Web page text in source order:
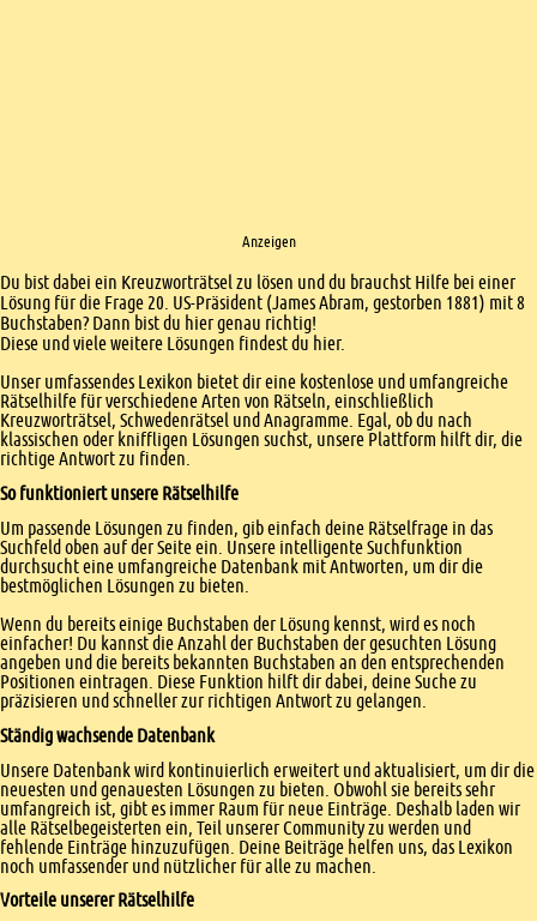
Anzeigen
Einleitung
Du bist dabei ein Kreuzworträtsel zu lösen und du brauchst Hilfe bei einer
Lösung für die Frage 20. US-Präsident (James Abram, gestorben 1881) mit 8
Buchstaben? Dann bist du hier genau richtig!
Diese und viele weitere Lösungen findest du hier.
Unser umfassendes Lexikon bietet dir eine kostenlose und umfangreiche
Rätselhilfe für verschiedene Arten von Rätseln, einschließlich
Kreuzworträtsel, Schwedenrätsel und Anagramme. Egal, ob du nach
klassischen oder kniffligen Lösungen suchst, unsere Plattform hilft dir, die
richtige Antwort zu finden.
So funktioniert unsere Rätselhilfe
Um passende Lösungen zu finden, gib einfach deine Rätselfrage in das
Suchfeld oben auf der Seite ein. Unsere intelligente Suchfunktion
durchsucht eine umfangreiche Datenbank mit Antworten, um dir die
bestmöglichen Lösungen zu bieten.
Wenn du bereits einige Buchstaben der Lösung kennst, wird es noch
einfacher! Du kannst die Anzahl der Buchstaben der gesuchten Lösung
angeben und die bereits bekannten Buchstaben an den entsprechenden
Positionen eintragen. Diese Funktion hilft dir dabei, deine Suche zu
präzisieren und schneller zur richtigen Antwort zu gelangen.
Ständig wachsende Datenbank
Unsere Datenbank wird kontinuierlich erweitert und aktualisiert, um dir die
neuesten und genauesten Lösungen zu bieten. Obwohl sie bereits sehr
umfangreich ist, gibt es immer Raum für neue Einträge. Deshalb laden wir
alle Rätselbegeisterten ein, Teil unserer Community zu werden und
fehlende Einträge hinzuzufügen. Deine Beiträge helfen uns, das Lexikon
noch umfassender und nützlicher für alle zu machen.
Vorteile unserer Rätselhilfe